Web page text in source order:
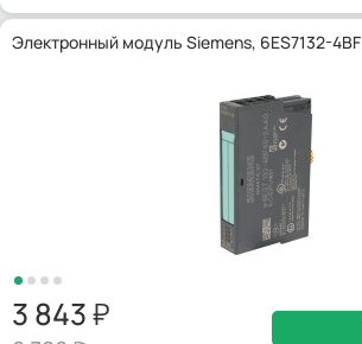
Электронный модуль Siemens, 6ES7132-
3 843